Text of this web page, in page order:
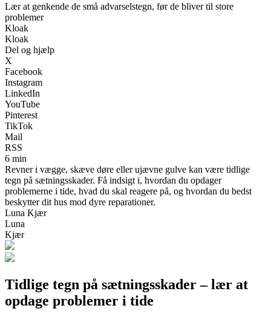
Lær at genkende de små advarselstegn, før de bliver til store
problemer
Kloak
Kloak
Del og hjælp
X
Facebook
Instagram
LinkedIn
YouTube
Pinterest
TikTok
Mail
RSS
6 min
Revner i vægge, skæve døre eller ujævne gulve kan være tidlige
tegn på sætningsskader. Få indsigt i, hvordan du opdager
problemerne i tide, hvad du skal reagere på, og hvordan du bedst
beskytter dit hus mod dyre reparationer.
Luna Kjær
Luna
Kjær
Tidlige tegn på sætningsskader – lær at
opdage problemer i tide